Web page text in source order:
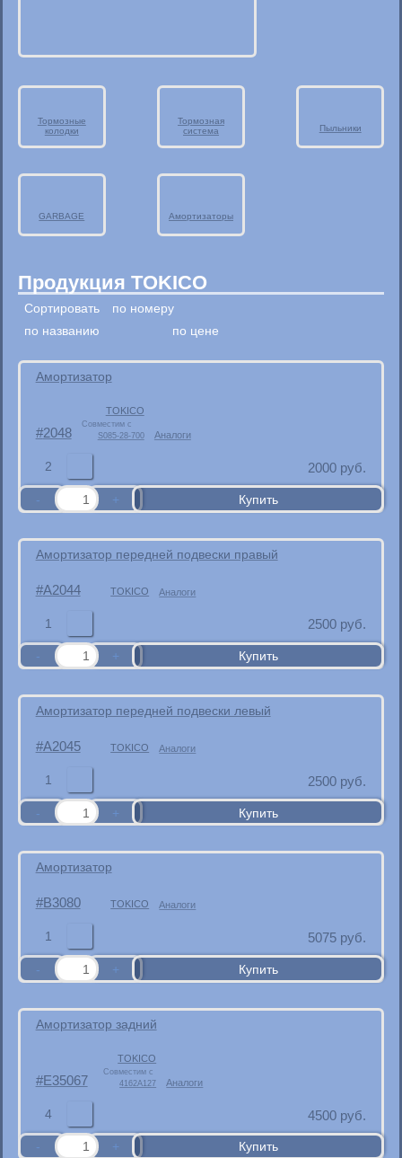
Тормозные
колодки
Тормозная
система
Пыльники
GARBAGE Амортизаторы
Продукция TOKICO
Сортировать
по номеру
по названию
по цене
Aмортизатор
2048
TOKICO
Совместим с
S085-28-700
Аналоги
2 2000 руб.
Амортизатор передней подвески правый
A2044 TOKICO Аналоги
1 2500 руб.
Амортизатор передней подвески левый
A2045 TOKICO Аналоги
1 2500 руб.
Aмортизатор
B3080 TOKICO Аналоги
1 5075 руб.
Амортизатор задний
E35067
TOKICO
Совместим с
4162A127
Аналоги
4 4500 руб.